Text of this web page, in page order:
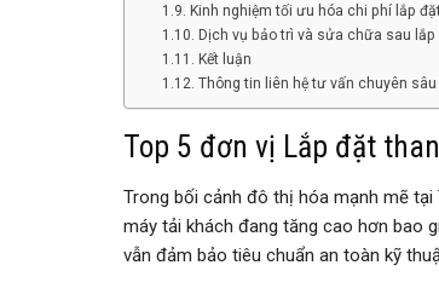
Kinh nghiệm tối ưu hóa chi phí lắp
Dịch vụ bảo trì và sửa chữa sau lắp
Kết luận
Thông tin liên hệ tư vấn chuyên sâu
Top 5 đơn vị Lắp đặt
Trong bối cảnh đô thị hóa mạnh mẽ tại
máy tải khách đang tăng cao hơn bao
vẫn đảm bảo tiêu chuẩn an toàn kỹ